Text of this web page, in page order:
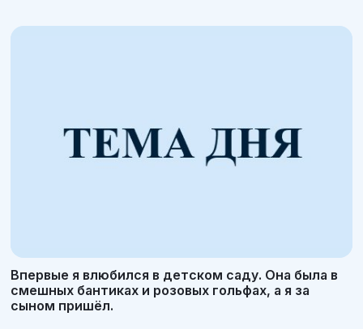
Впервые я влюбился в детском саду. Она была в
смешных бантиках и розовых гольфах, а я за
сыном пришёл.